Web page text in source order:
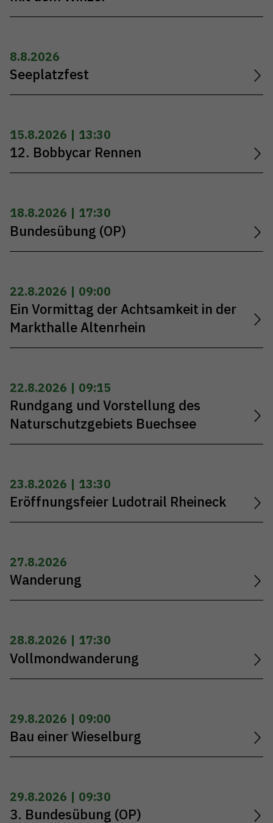
8.8.2026
Seeplatzfest
15.8.2026 | 13:30
12. Bobbycar Rennen
18.8.2026 | 17:30
Bundesübung (OP)
22.8.2026 | 09:00
Ein Vormittag der Achtsamkeit in der
Markthalle Altenrhein
22.8.2026 | 09:15
Rundgang und Vorstellung des
Naturschutzgebiets Buechsee
23.8.2026 | 13:30
Eröffnungsfeier Ludotrail Rheineck
27.8.2026
Wanderung
28.8.2026 | 17:30
Vollmondwanderung
29.8.2026 | 09:00
Bau einer Wieselburg
29.8.2026 | 09:30
3. Bundesübung (OP)